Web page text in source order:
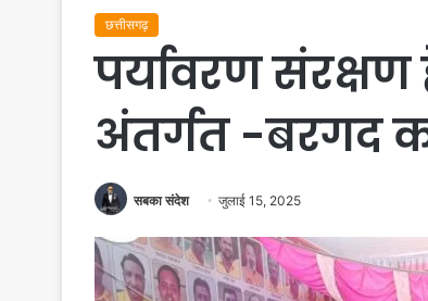
छत्तीसगढ़
पर्यावरण
अंतर्गत -बरगद का
सबका संदेश जुलाई 15, 2025